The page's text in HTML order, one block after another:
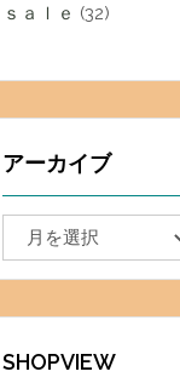
ｓａｌｅ (32)
アーカイブ
カ
SHOPVIEW